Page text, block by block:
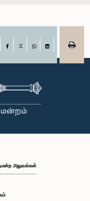
Facebook
அலுவல்கள்